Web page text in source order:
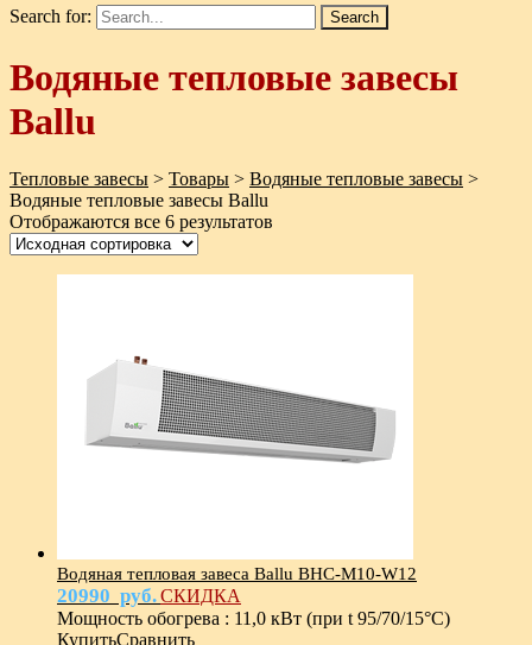
Search for:
Водяные тепловые завесы
Ballu
Тепловые завесы > Товары > Водяные тепловые завесы >
Водяные тепловые завесы Ballu
Отображаются все 6 результатов
Водяная тепловая завеса Ballu BHC-M10-W12
20990 руб.СКИДКА
Мощность обогрева : 11,0 кВт (при t 95/70/15°С)
КупитьСравнить